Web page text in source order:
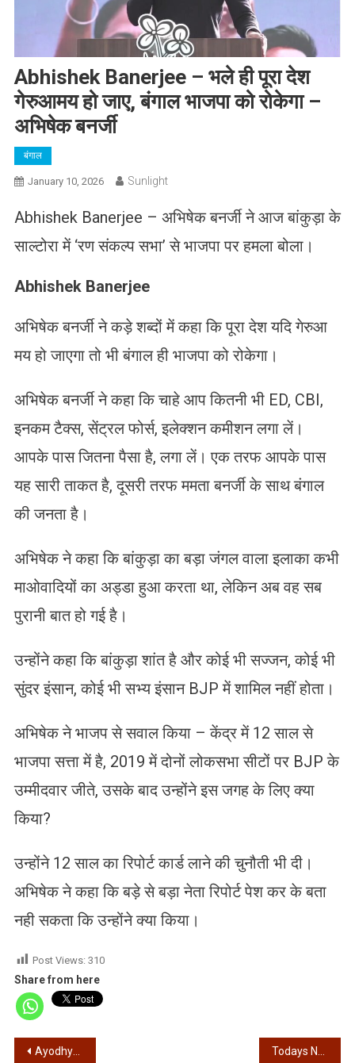
Abhishek Banerjee – भले ही पूरा देश
गेरुआमय हो जाए, बंगाल भाजपा को रोकेगा –
अभिषेक बनर्जी
बंगाल
January 10, 2026 Sunlight
Abhishek Banerjee – अभिषेक बनर्जी ने आज बांकुड़ा के
साल्टोरा में ‘रण संकल्प सभा’ ​​से भाजपा पर हमला बोला।
Abhishek Banerjee
अभिषेक बनर्जी ने कड़े शब्दों में कहा कि पूरा देश यदि गेरुआ
मय हो जाएगा तो भी बंगाल ही भाजपा को रोकेगा।
अभिषेक बनर्जी ने कहा कि चाहे आप कितनी भी ED, CBI,
इनकम टैक्स, सेंट्रल फोर्स, इलेक्शन कमीशन लगा लें।
आपके पास जितना पैसा है, लगा लें। एक तरफ आपके पास
यह सारी ताकत है, दूसरी तरफ ममता बनर्जी के साथ बंगाल
की जनता है।
अभिषेक ने कहा कि बांकुड़ा का बड़ा जंगल वाला इलाका कभी
माओवादियों का अड्डा हुआ करता था, लेकिन अब वह सब
पुरानी बात हो गई है।
उन्होंने कहा कि बांकुड़ा शांत है और कोई भी सज्जन, कोई भी
सुंदर इंसान, कोई भी सभ्य इंसान BJP में शामिल नहीं होता।
अभिषेक ने भाजप से सवाल किया – केंद्र में 12 साल से
भाजपा सत्ता में है, 2019 में दोनों लोकसभा सीटों पर BJP के
उम्मीदवार जीते, उसके बाद उन्होंने इस जगह के लिए क्या
किया?
उन्होंने 12 साल का रिपोर्ट कार्ड लाने की चुनौती भी दी।
अभिषेक ने कहा कि बड़े से बड़ा नेता रिपोर्ट पेश कर के बता
नही सकता कि उन्होंने क्या किया।
Post Views: 310
Share from here
Post
Ayodhya – अयोध्या राम मंदिर में नमाज पढ़ने की कोशिश, हिरासत में लिया गया शख्स